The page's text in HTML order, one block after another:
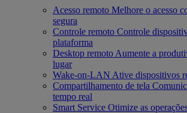
Acesso remoto Melhore o acesso
segura
Controle remoto Controle
plataforma
Desktop remoto Aumente a
lugar
Wake-on-LAN Ative dispositivos
Compartilhamento de tela
tempo real
Smart Service Otimize as